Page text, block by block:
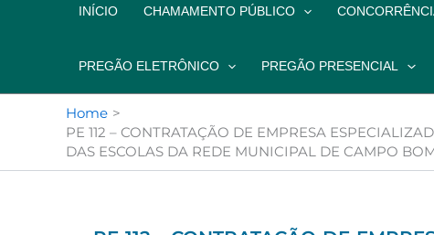
INÍCIO CHAMAMENTO PÚBLICO
PREGÃO ELETRÔNICO PREGÃO PRESENCIAL
Home
PE 112 – CONTRATAÇÃO DE EMPRESA
DAS ESCOLAS DA REDE MUNICIPAL DE CAMPO